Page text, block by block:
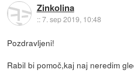
Zinkolina
::7. sep 2019, 10:48
Pozdravljeni!
Rabil bi pomoč,kaj naj neredim